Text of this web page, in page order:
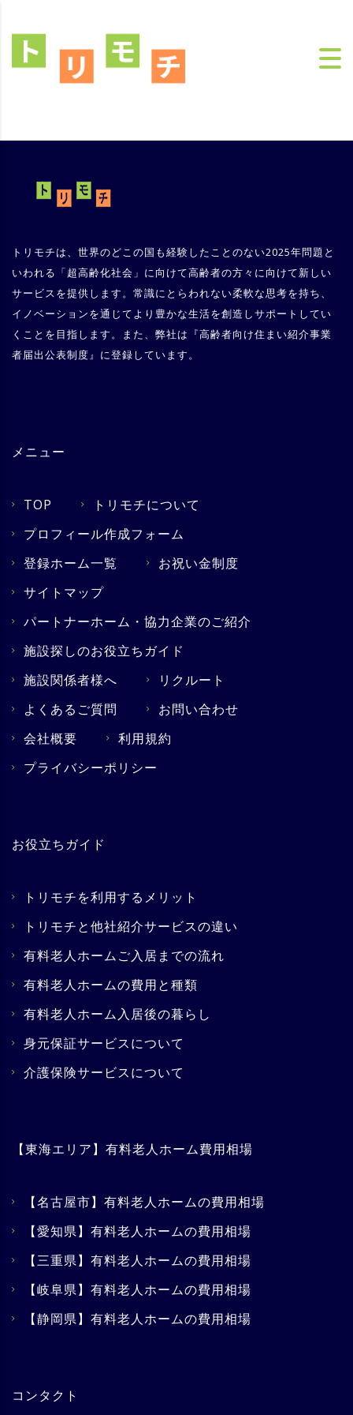
トリモチは、世界のどこの国も経験したことのない2025年問題と
いわれる「超高齢化社会」に向けて高齢者の方々に向けて新しい
サービスを提供します。常識にとらわれない柔軟な思考を持ち、
イノベーションを通じてより豊かな生活を創造しサポートしてい
くことを目指します。また、弊社は『高齢者向け住まい紹介事業
者届出公表制度』に登録しています。
メニュー
TOP
トリモチについて
プロフィール作成フォーム
登録ホーム一覧
お祝い金制度
サイトマップ
パートナーホーム・協力企業のご紹介
施設探しのお役立ちガイド
施設関係者様へ
リクルート
よくあるご質問
お問い合わせ
会社概要
利用規約
プライバシーポリシー
お役立ちガイド
トリモチを利用するメリット
トリモチと他社紹介サービスの違い
有料老人ホームご入居までの流れ
有料老人ホームの費用と種類
有料老人ホーム入居後の暮らし
身元保証サービスについて
介護保険サービスについて
【東海エリア】有料老人ホーム費用相場
【名古屋市】有料老人ホームの費用相場
【愛知県】有料老人ホームの費用相場
【三重県】有料老人ホームの費用相場
【岐阜県】有料老人ホームの費用相場
【静岡県】有料老人ホームの費用相場
コンタクト